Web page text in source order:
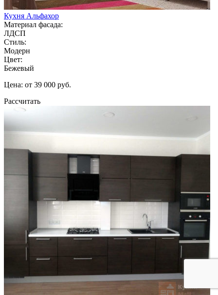
Кухня Альфахор
Материал фасада:
ЛДСП
Стиль:
Модерн
Цвет:
Бежевый
Цена: от 39 000 руб.
Рассчитать